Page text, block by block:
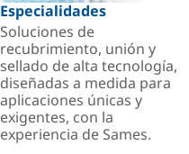
Especialidades
Soluciones de
recubrimiento, unión y
sellado de alta tecnología,
diseñadas a medida para
aplicaciones únicas y
exigentes, con la
experiencia de Sames.